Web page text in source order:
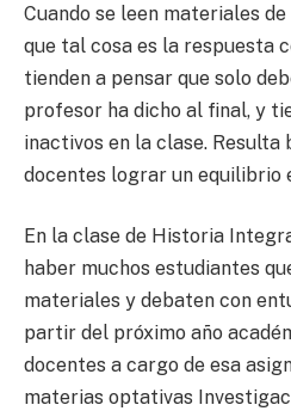
Cuando se leen materiales
que tal cosa es la respuesta
tienden a pensar que solo
profesor ha dicho al final, y
inactivos en la clase.
docentes lograr un equilibrio
En la clase de Historia
haber muchos estudiantes
materiales y debaten con
partir del próximo año
docentes a cargo de esa
materias optativas